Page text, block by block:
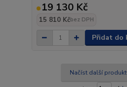
19 130 Kč
15 810 Kčbez DPH
Přidat do
Načíst další